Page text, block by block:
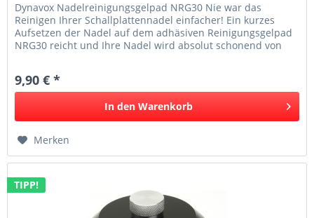
Dynavox Nadelreinigungsgelpad NRG30 Nie war das
Reinigen Ihrer Schallplattennadel einfacher! Ein kurzes
Aufsetzen der Nadel auf dem adhäsiven Reinigungsgelpad
NRG30 reicht und Ihre Nadel wird absolut schonend von
9,90 € *
In den Warenkorb
Merken
TIPP!